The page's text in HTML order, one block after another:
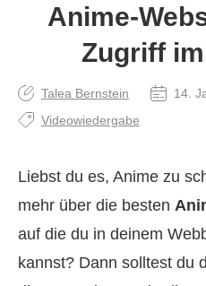
Anime-
Zugriff
Talea Bernstein
14.
Videowiedergabe
Liebst du es, Anime zu
mehr über die besten
auf die du in deinem
kannst? Dann solltest du